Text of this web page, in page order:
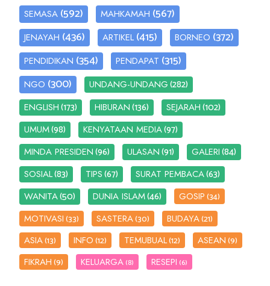
SEMASA (592) MAHKAMAH (567)
JENAYAH (436) ARTIKEL (415) BORNEO (372)
PENDIDIKAN (354) PENDAPAT (315)
NGO (300) UNDANG-UNDANG(282)
ENGLISH(173) HIBURAN(136) SEJARAH(102)
UMUM(98) KENYATAAN MEDIA(97)
MINDA PRESIDEN(96) ULASAN(91) GALERI(84)
SOSIAL(83) TIPS(67) SURAT PEMBACA(63)
WANITA(50) DUNIA ISLAM(46) GOSIP(34)
MOTIVASI(33) SASTERA(30) BUDAYA(21)
ASIA(13) INFO(12) TEMUBUAL(12) ASEAN(9)
FIKRAH(9) KELUARGA (8) RESEPI (6)